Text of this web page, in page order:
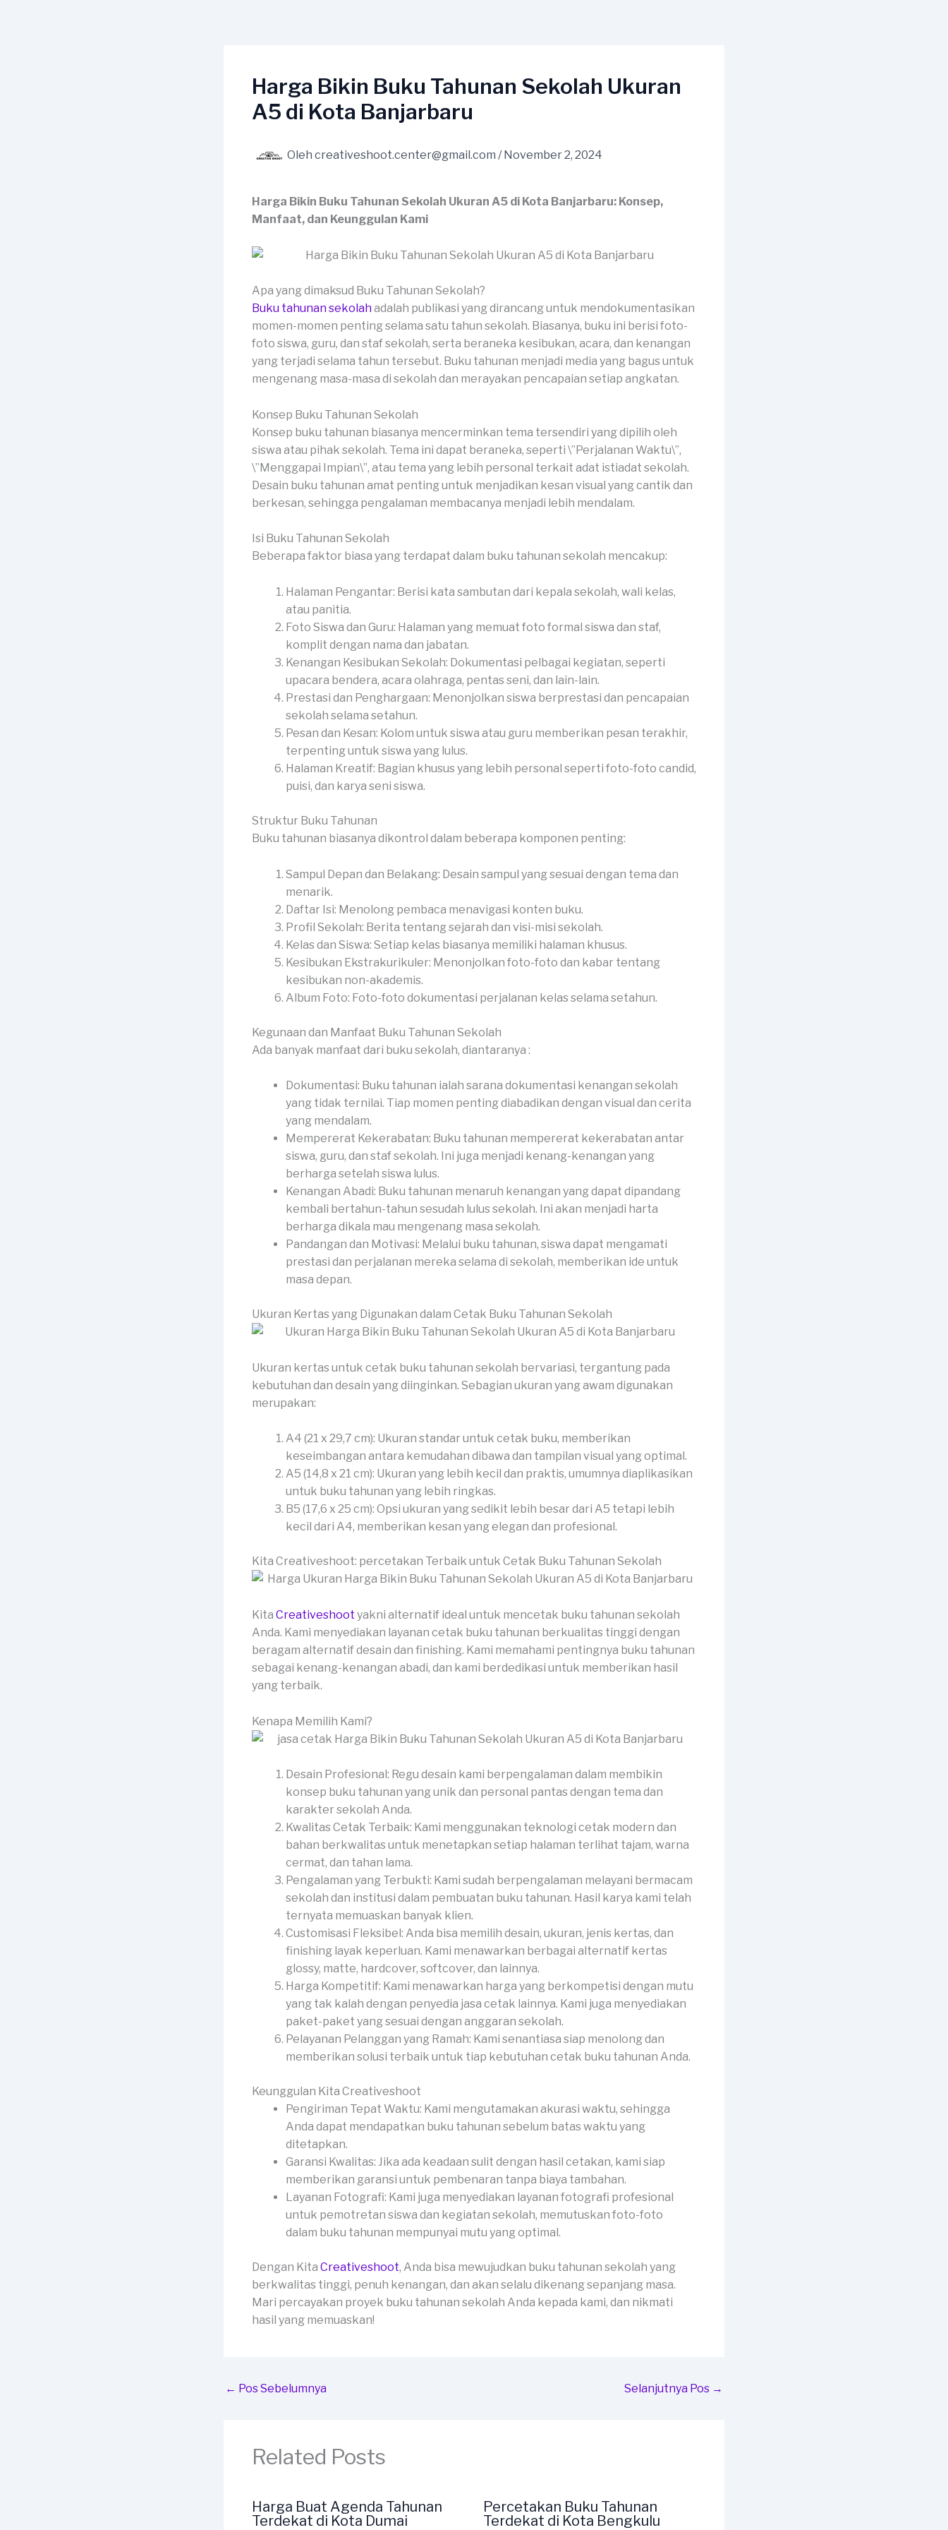
Harga Bikin Buku Tahunan Sekolah Ukuran
A5 di Kota Banjarbaru
Oleh creativeshoot.center@gmail.com / November 2, 2024
Harga Bikin Buku Tahunan Sekolah Ukuran A5 di Kota Banjarbaru: Konsep,
Manfaat, dan Keunggulan Kami
Apa yang dimaksud Buku Tahunan Sekolah?
Buku tahunan sekolahadalah publikasi yang dirancang untuk mendokumentasikan
momen-momen penting selama satu tahun sekolah. Biasanya, buku ini berisi foto-
foto siswa, guru, dan staf sekolah, serta beraneka kesibukan, acara, dan kenangan
yang terjadi selama tahun tersebut. Buku tahunan menjadi media yang bagus untuk
mengenang masa-masa di sekolah dan merayakan pencapaian setiap angkatan.
Konsep Buku Tahunan Sekolah
Konsep buku tahunan biasanya mencerminkan tema tersendiri yang dipilih oleh
siswa atau pihak sekolah. Tema ini dapat beraneka, seperti \”Perjalanan Waktu\”,
\”Menggapai Impian\”, atau tema yang lebih personal terkait adat istiadat sekolah.
Desain buku tahunan amat penting untuk menjadikan kesan visual yang cantik dan
berkesan, sehingga pengalaman membacanya menjadi lebih mendalam.
Isi Buku Tahunan Sekolah
Beberapa faktor biasa yang terdapat dalam buku tahunan sekolah mencakup:
Halaman Pengantar: Berisi kata sambutan dari kepala sekolah, wali kelas,
atau panitia.
Foto Siswa dan Guru: Halaman yang memuat foto formal siswa dan staf,
komplit dengan nama dan jabatan.
Kenangan Kesibukan Sekolah: Dokumentasi pelbagai kegiatan, seperti
upacara bendera, acara olahraga, pentas seni, dan lain-lain.
Prestasi dan Penghargaan: Menonjolkan siswa berprestasi dan pencapaian
sekolah selama setahun.
Pesan dan Kesan: Kolom untuk siswa atau guru memberikan pesan terakhir,
terpenting untuk siswa yang lulus.
Halaman Kreatif: Bagian khusus yang lebih personal seperti foto-foto candid,
puisi, dan karya seni siswa.
Struktur Buku Tahunan
Buku tahunan biasanya dikontrol dalam beberapa komponen penting:
Sampul Depan dan Belakang: Desain sampul yang sesuai dengan tema dan
menarik.
Daftar Isi: Menolong pembaca menavigasi konten buku.
Profil Sekolah: Berita tentang sejarah dan visi-misi sekolah.
Kelas dan Siswa: Setiap kelas biasanya memiliki halaman khusus.
Kesibukan Ekstrakurikuler: Menonjolkan foto-foto dan kabar tentang
kesibukan non-akademis.
Album Foto: Foto-foto dokumentasi perjalanan kelas selama setahun.
Kegunaan dan Manfaat Buku Tahunan Sekolah
Ada banyak manfaat dari buku sekolah, diantaranya :
Dokumentasi: Buku tahunan ialah sarana dokumentasi kenangan sekolah
yang tidak ternilai. Tiap momen penting diabadikan dengan visual dan cerita
yang mendalam.
Mempererat Kekerabatan: Buku tahunan mempererat kekerabatan antar
siswa, guru, dan staf sekolah. Ini juga menjadi kenang-kenangan yang
berharga setelah siswa lulus.
Kenangan Abadi: Buku tahunan menaruh kenangan yang dapat dipandang
kembali bertahun-tahun sesudah lulus sekolah. Ini akan menjadi harta
berharga dikala mau mengenang masa sekolah.
Pandangan dan Motivasi: Melalui buku tahunan, siswa dapat mengamati
prestasi dan perjalanan mereka selama di sekolah, memberikan ide untuk
masa depan.
Ukuran Kertas yang Digunakan dalam Cetak Buku Tahunan Sekolah
Ukuran kertas untuk cetak buku tahunan sekolah bervariasi, tergantung pada
kebutuhan dan desain yang diinginkan. Sebagian ukuran yang awam digunakan
merupakan:
A4 (21 x 29,7 cm): Ukuran standar untuk cetak buku, memberikan
keseimbangan antara kemudahan dibawa dan tampilan visual yang optimal.
A5 (14,8 x 21 cm): Ukuran yang lebih kecil dan praktis, umumnya diaplikasikan
untuk buku tahunan yang lebih ringkas.
B5 (17,6 x 25 cm): Opsi ukuran yang sedikit lebih besar dari A5 tetapi lebih
kecil dari A4, memberikan kesan yang elegan dan profesional.
Kita Creativeshoot: percetakan Terbaik untuk Cetak Buku Tahunan Sekolah
Kita Creativeshoot yakni alternatif ideal untuk mencetak buku tahunan sekolah
Anda. Kami menyediakan layanan cetak buku tahunan berkualitas tinggi dengan
beragam alternatif desain dan finishing. Kami memahami pentingnya buku tahunan
sebagai kenang-kenangan abadi, dan kami berdedikasi untuk memberikan hasil
yang terbaik.
Kenapa Memilih Kami?
Desain Profesional: Regu desain kami berpengalaman dalam membikin
konsep buku tahunan yang unik dan personal pantas dengan tema dan
karakter sekolah Anda.
Kwalitas Cetak Terbaik: Kami menggunakan teknologi cetak modern dan
bahan berkwalitas untuk menetapkan setiap halaman terlihat tajam, warna
cermat, dan tahan lama.
Pengalaman yang Terbukti: Kami sudah berpengalaman melayani bermacam
sekolah dan institusi dalam pembuatan buku tahunan. Hasil karya kami telah
ternyata memuaskan banyak klien.
Customisasi Fleksibel: Anda bisa memilih desain, ukuran, jenis kertas, dan
finishing layak keperluan. Kami menawarkan berbagai alternatif kertas
glossy, matte, hardcover, softcover, dan lainnya.
Harga Kompetitif: Kami menawarkan harga yang berkompetisi dengan mutu
yang tak kalah dengan penyedia jasa cetak lainnya. Kami juga menyediakan
paket-paket yang sesuai dengan anggaran sekolah.
Pelayanan Pelanggan yang Ramah: Kami senantiasa siap menolong dan
memberikan solusi terbaik untuk tiap kebutuhan cetak buku tahunan Anda.
Keunggulan Kita Creativeshoot
Pengiriman Tepat Waktu: Kami mengutamakan akurasi waktu, sehingga
Anda dapat mendapatkan buku tahunan sebelum batas waktu yang
ditetapkan.
Garansi Kwalitas: Jika ada keadaan sulit dengan hasil cetakan, kami siap
memberikan garansi untuk pembenaran tanpa biaya tambahan.
Layanan Fotografi: Kami juga menyediakan layanan fotografi profesional
untuk pemotretan siswa dan kegiatan sekolah, memutuskan foto-foto
dalam buku tahunan mempunyai mutu yang optimal.
Dengan Kita Creativeshoot, Anda bisa mewujudkan buku tahunan sekolah yang
berkwalitas tinggi, penuh kenangan, dan akan selalu dikenang sepanjang masa.
Mari percayakan proyek buku tahunan sekolah Anda kepada kami, dan nikmati
hasil yang memuaskan!
← Pos Sebelumnya Selanjutnya Pos →
Related Posts
Harga Buat Agenda Tahunan
Terdekat di Kota Dumai
Percetakan Buku Tahunan
Terdekat di Kota Bengkulu